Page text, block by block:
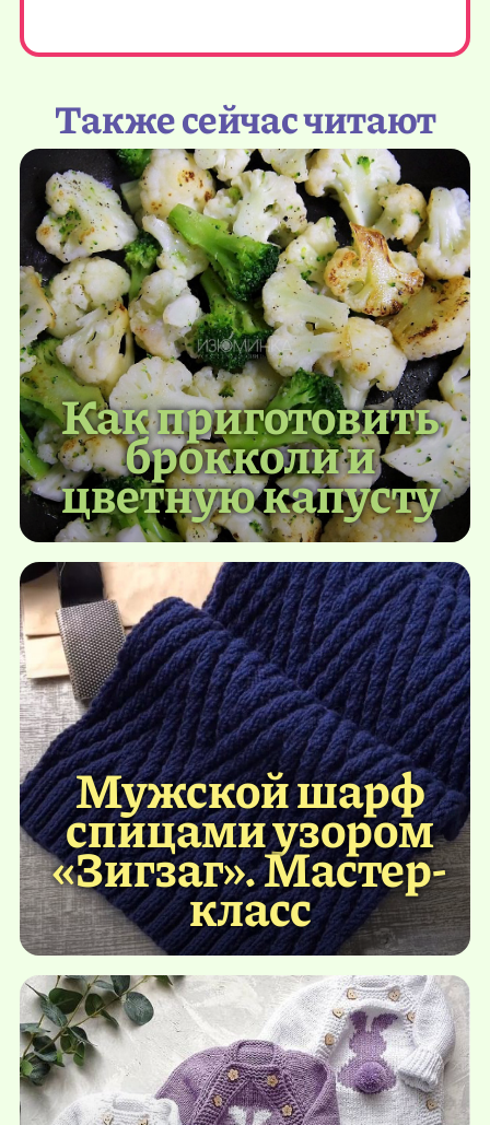
Также сейчас читают
Как приготовить
брокколи и
цветную капусту
Мужской шарф
спицами узором
«Зигзаг». Мастер-
класс